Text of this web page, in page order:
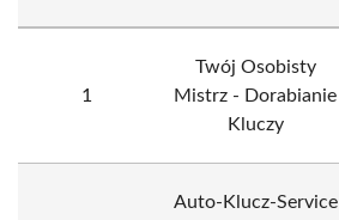
1
Twój Osobisty
Mistrz - Dorabianie
Kluczy
Auto-Klucz-Service